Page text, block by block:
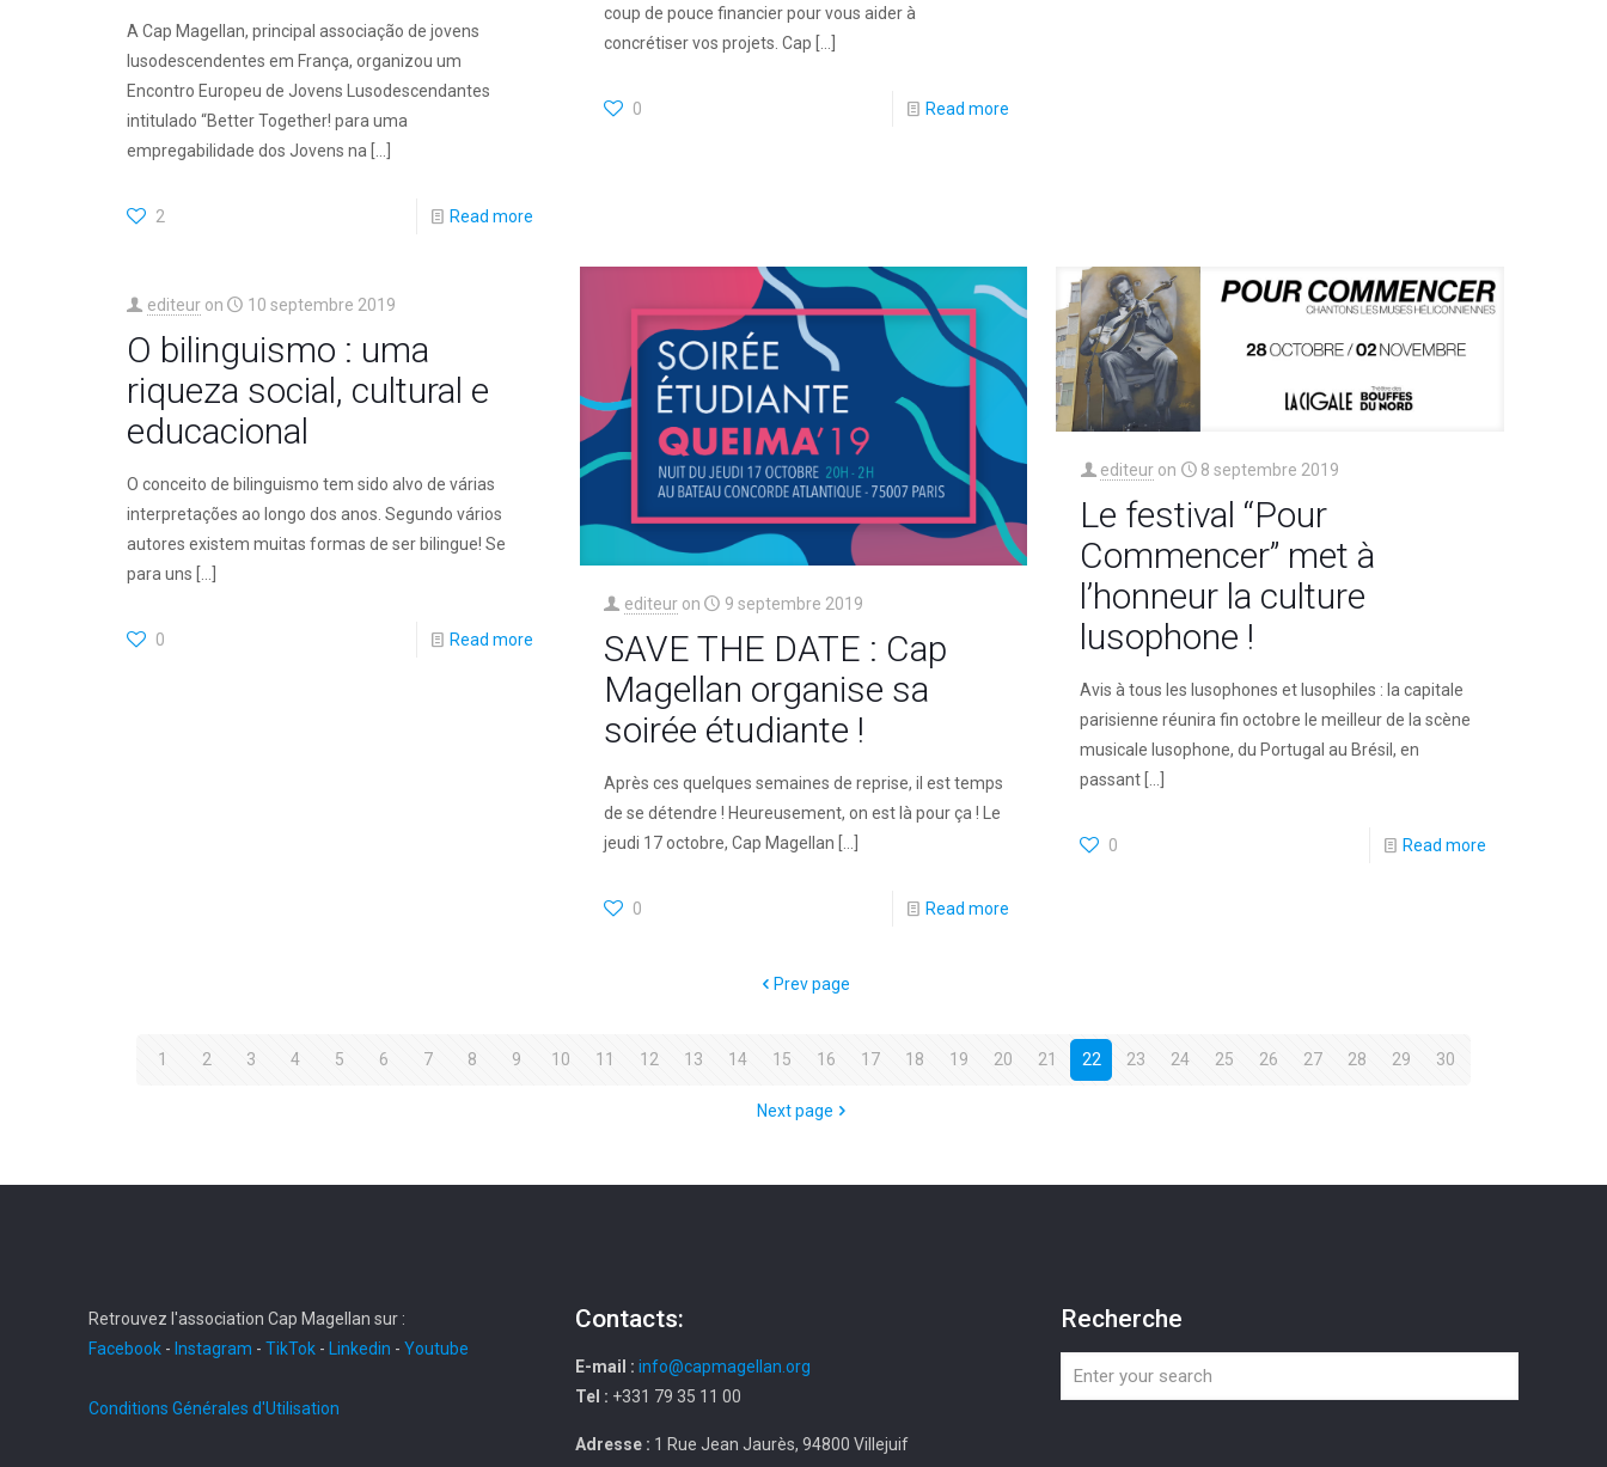
A Cap Magellan, principal associação de jovens
lusodescendentes em França, organizou um
Encontro Europeu de Jovens Lusodescendantes
intitulado “Better Together! para uma
empregabilidade dos Jovens na
2 Read more
coup de pouce financier pour vous aider à
concrétiser vos projets. Cap
0 Read more
editeur on 10 septembre 2019
O bilinguismo : uma
riqueza social, cultural e
educacional
O conceito de bilinguismo tem sido alvo de várias
interpretações ao longo dos anos. Segundo vários
autores existem muitas formas de ser bilingue! Se
para uns
0 Read more
editeur on 9 septembre 2019
SAVE THE DATE : Cap
Magellan organise sa
soirée étudiante !
Après ces quelques semaines de reprise, il est temps
de se détendre ! Heureusement, on est là pour ça ! Le
jeudi 17 octobre, Cap Magellan
0 Read more
editeur on 8 septembre 2019
Le festival “Pour
Commencer” met à
l’honneur la culture
lusophone !
Avis à tous les lusophones et lusophiles : la capitale
parisienne réunira fin octobre le meilleur de la scène
musicale lusophone, du Portugal au Brésil, en
passant […]
0 Read more
Prev page
1 2 3 4 5 6 7 8 9 10 11 12 13 14 15 16 17 18 19 20 21 22 23 24 25 26 27 28 29 30
Next page
Retrouvez l'association Cap Magellan sur :
Facebook - Instagram - TikTok - Linkedin - Youtube
Conditions Générales d'Utilisation
Contacts:
E-mail : info@capmagellan.org
Tel : +331 79 35 11 00
Adresse : 1 Rue Jean Jaurès, 94800 Villejuif
Recherche